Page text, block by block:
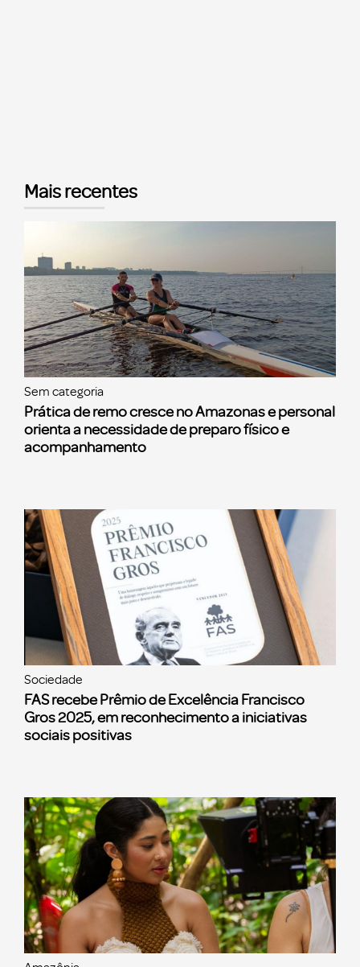
Mais recentes
Sem categoria
Prática de remo cresce no Amazonas e personal
orienta a necessidade de preparo físico e
acompanhamento
Sociedade
FAS recebe Prêmio de Excelência Francisco
Gros 2025, em reconhecimento a iniciativas
sociais positivas